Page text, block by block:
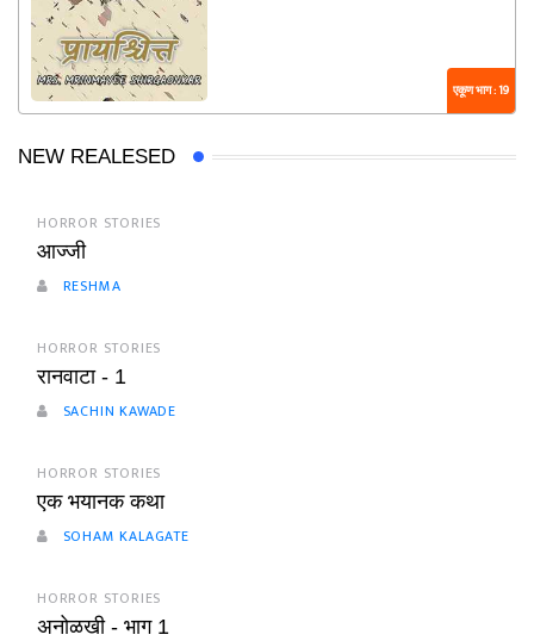
एकूण भाग : 19
NEW REALESED
HORROR STORIES
आज्जी
RESHMA
HORROR STORIES
रानवाटा - 1
SACHIN KAWADE
HORROR STORIES
एक भयानक कथा
SOHAM KALAGATE
HORROR STORIES
अनोळखी - भाग 1